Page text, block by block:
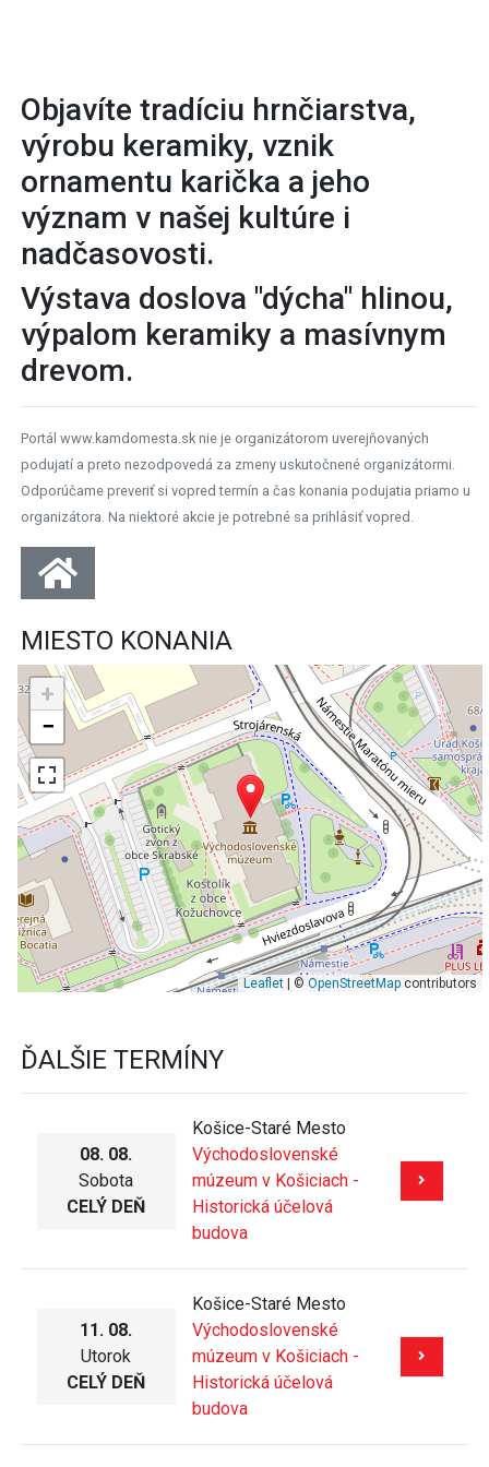
Objavíte tradíciu hrnčiarstva,
výrobu keramiky, vznik
ornamentu karička a jeho
význam v našej kultúre i
nadčasovosti.
Výstava doslova "dýcha" hlinou,
výpalom keramiky a masívnym
drevom.
Portál www.kamdomesta.sk nie je organizátorom uverejňovaných
podujatí a preto nezodpovedá za zmeny uskutočnené organizátormi.
Odporúčame preveriť si vopred termín a čas konania podujatia priamo u
organizátora. Na niektoré akcie je potrebné sa prihlásiť vopred.
MIESTO KONANIA
+
−
Leaflet| ©OpenStreetMapcontributors
ĎALŠIE TERMÍNY
08. 08.
Sobota
CELÝ DEŇ
Košice-Staré Mesto
Východoslovenské
múzeum v Košiciach -
Historická účelová
budova
11. 08.
Utorok
CELÝ DEŇ
Košice-Staré Mesto
Východoslovenské
múzeum v Košiciach -
Historická účelová
budova